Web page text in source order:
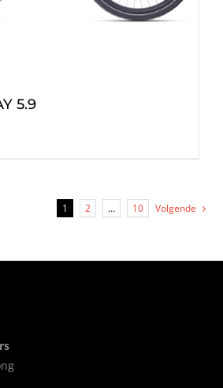
5.9
1 2 … 10 Volgende